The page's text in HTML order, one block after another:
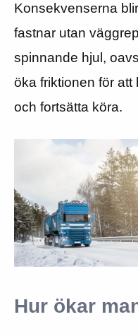
Konsekvenserna
fastnar utan
spinnande hjul,
öka friktionen för
och fortsätta köra.
Hur ökar